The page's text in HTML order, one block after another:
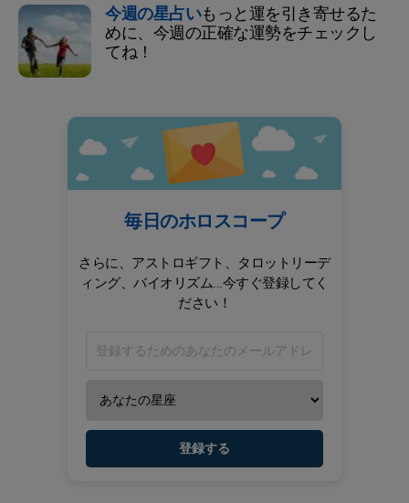
今週の星占いもっと運を引き寄せるた
めに、今週の正確な運勢をチェックし
てね！
毎日のホロスコープ
さらに、アストロギフト、タロットリーデ
ィング、バイオリズム...今すぐ登録してく
ださい！
登録する